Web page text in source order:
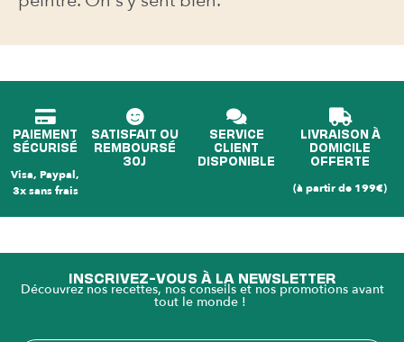
PAIEMENT
SÉCURISÉ
Visa, Paypal,
3x sans frais
SATISFAIT OU
REMBOURSÉ
30J
SERVICE
CLIENT
DISPONIBLE
LIVRAISON À
DOMICILE
OFFERTE
(à partir de 199€)
INSCRIVEZ-VOUS À LA NEWSLETTER
Découvrez nos recettes, nos conseils et nos promotions avant
tout le monde !